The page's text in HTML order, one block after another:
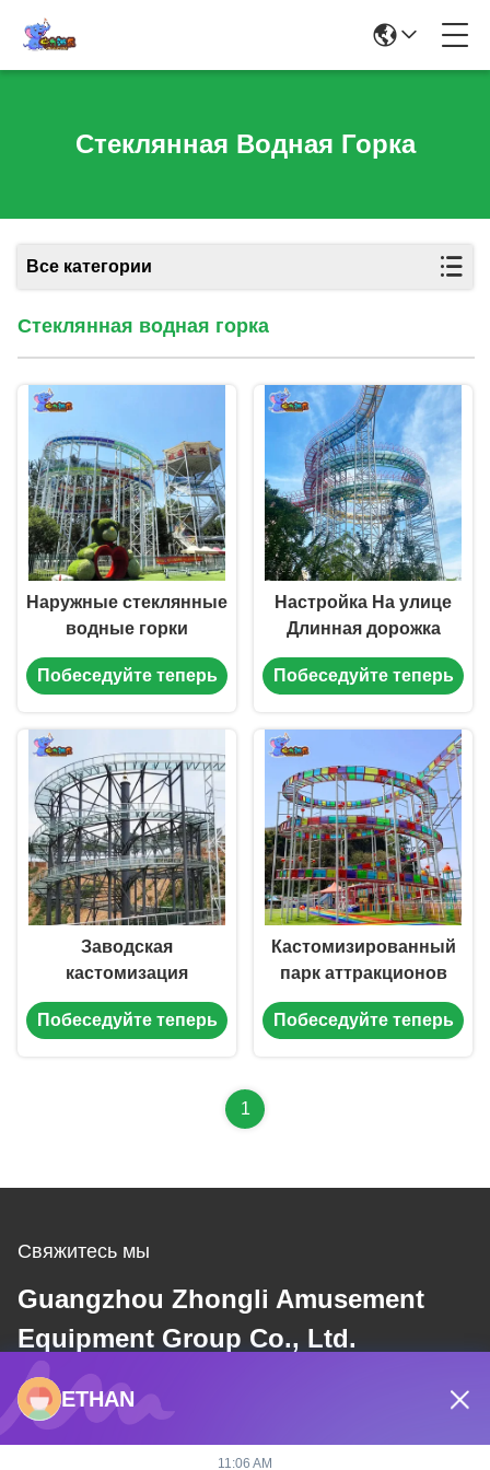
Стеклянная Водная Горка
Все категории
Стеклянная водная горка
Наружные стеклянные
водные горки
Большое
развлекательное
Стеклянные водные
горки для сплава
Побеседуйте теперь
Настройка На улице
Длинная дорожка
Стеклянный водный
горка Оборудование
Побеседуйте теперь
Заводская
кастомизация
стеклянной рафтинг-
горки для активного
Побеседуйте теперь
Кастомизированный
парк аттракционов
стеклянная водная
горка наружное
Побеседуйте теперь
1
Свяжитесь мы
Guangzhou Zhongli Amusement
Equipment Group Co., Ltd.
Электронная почта
dannie@zhongliyoule.com
ETHAN
11:06 AM